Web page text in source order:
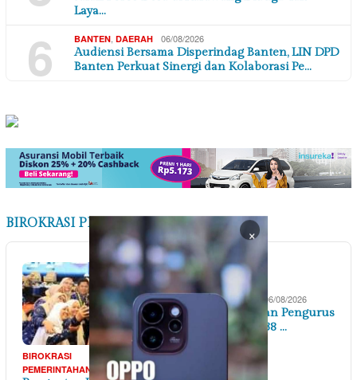
Laya…
6 BANTEN, DAERAH 06/08/2026
Audiensi Bersama Disperindag Banten, LIN DPD
Banten Perkuat Sinergi dan Kolaborasi Pe…
BIROKRASI PEMERINTAHAN
BIROKRASI
PEMERINTAHAN
06/08/2026
BIROKRASI
PEMERINTAHAN
06/08/2026
PPSPI Kukuhkan Pengurus
Nasional dan 38 …
×